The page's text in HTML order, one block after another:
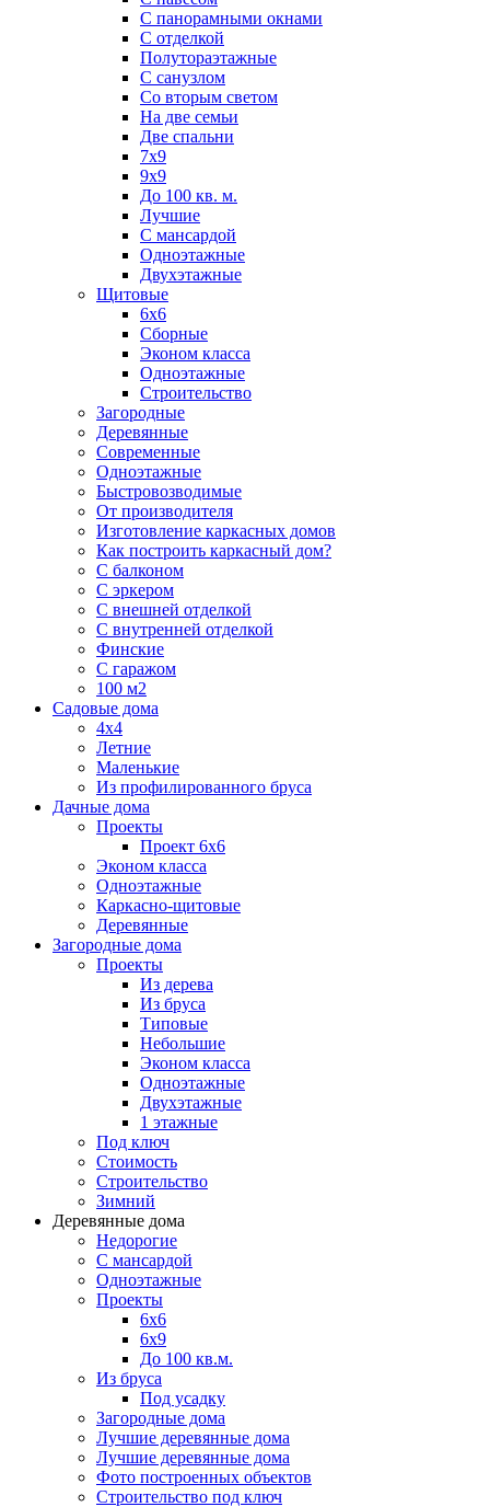
С панорамными окнами
С отделкой
Полутораэтажные
С санузлом
Со вторым светом
На две семьи
Две спальни
7х9
9х9
До 100 кв. м.
Лучшие
С мансардой
Одноэтажные
Двухэтажные
Щитовые
6х6
Сборные
Эконом класса
Одноэтажные
Строительство
Загородные
Деревянные
Современные
Одноэтажные
Быстровозводимые
От производителя
Изготовление каркасных домов
Как построить каркасный дом?
С балконом
С эркером
С внешней отделкой
С внутренней отделкой
Финские
С гаражом
100 м2
Садовые дома
4х4
Летние
Маленькие
Из профилированного бруса
Дачные дома
Проекты
Проект 6х6
Эконом класса
Одноэтажные
Каркасно-щитовые
Деревянные
Загородные дома
Проекты
Из дерева
Из бруса
Типовые
Небольшие
Эконом класса
Одноэтажные
Двухэтажные
1 этажные
Под ключ
Стоимость
Строительство
Зимний
Деревянные дома
Недорогие
С мансардой
Одноэтажные
Проекты
6х6
6х9
До 100 кв.м.
Из бруса
Под усадку
Загородные дома
Лучшие деревянные дома
Лучшие деревянные дома
Фото построенных объектов
Строительство под ключ